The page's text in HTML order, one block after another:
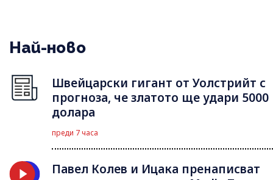
Най-ново
Швейцарски гигант от Уолстрийт с
прогноза, че златото ще удари 5000
долара
преди 7 часа
Павел Колев и Ицака пренаписват